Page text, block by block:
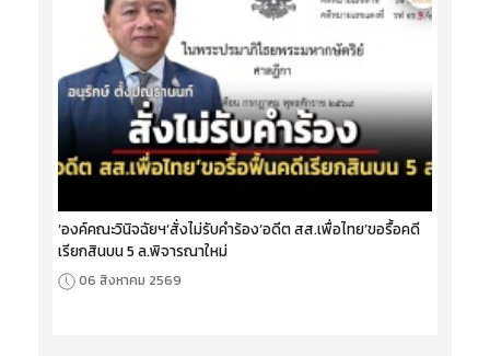
‘องค์คณะวินิจฉัยฯ’สั่งไม่รับคำร้อง‘อดีต สส.เพื่อไทย’ขอรื้อคดี
เรียกสินบน 5 ล.พิจารณาใหม่
06 สิงหาคม 2569